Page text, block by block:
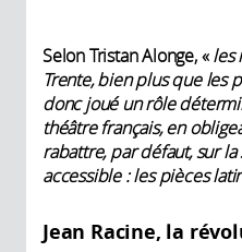
Selon Tristan Alonge, «les
Trente, bien plus que les
donc joué un rôle
théâtre français, en
rabattre, par défaut, sur
accessible : les pièces
Jean Racine, la